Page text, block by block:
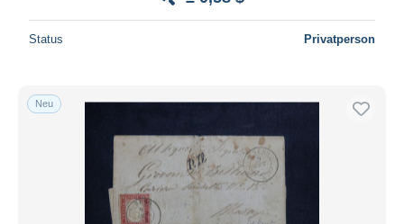
Status Privatperson
Neu